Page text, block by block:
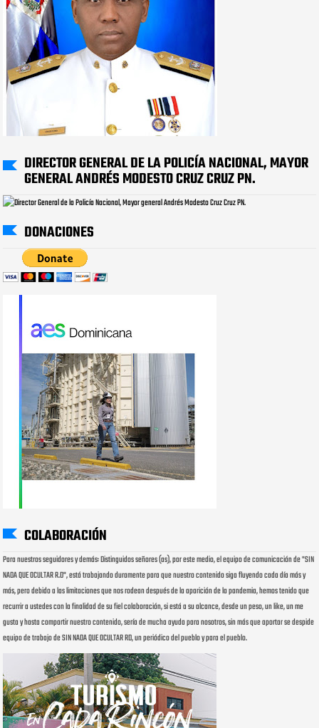
DIRECTOR GENERAL DE LA POLICÍA NACIONAL, MAYOR
GENERAL ANDRÉS MODESTO CRUZ CRUZ PN.
DONACIONES
COLABORACIÓN
Para nuestros seguidores y demás: Distinguidos señores (as), por este medio, el equipo de comunicación de "SIN
NADA QUE OCULTAR R.D", está trabajando duramente para que nuestro contenido siga fluyendo cada día más y
más, pero debido a las limitaciones que nos rodean después de la aparición de la pandemia, hemos tenido que
recurrir a ustedes con la finalidad de su fiel colaboración, si está a su alcance, desde un peso, un like, un me
gusta y hasta compartir nuestro contenido, sería de mucha ayuda para nosotros, sin más que aportar se despide
equipo de trabajo de SIN NADA QUE OCULTAR RD, un periódico del pueblo y para el pueblo.